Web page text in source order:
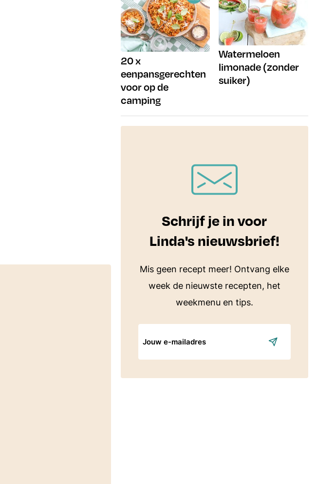
20 x
eenpansgerechten
voor op de
camping
Watermeloen
limonade (zonder
suiker)
Schrijf je in voor
Linda's nieuwsbrief!
Mis geen recept meer! Ontvang elke
week de nieuwste recepten, het
weekmenu en tips.
mailadres